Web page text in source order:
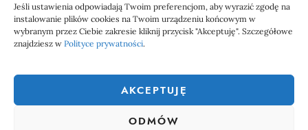
Jeśli ustawienia odpowiadają Twoim preferencjom, aby wyrazić zgodę na
instalowanie plików cookies na Twoim urządzeniu końcowym w
wybranym przez Ciebie zakresie kliknij przycisk "Akceptuję". Szczegółowe
znajdziesz w Polityce prywatności.
AKCEPTUJĘ
ODMÓW
1000 WIADOMOŚCI
1000 Wiadomości to miejsce, gdzie każdy powinien znaleźć coś
ciekawego, coś co go zainteresuje. Dlatego właśnie powstał ten
serwis społecznościowy, aby każdy mógł nie tylko czytać ciekawe
Dołącz do nas już teraz, zarejestruj się i dodawał własne treści na